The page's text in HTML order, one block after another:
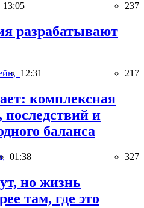
13:05 237
разрабатывают
12:31 217
комплексная
последствий и
баланса
01:38 327
но жизнь
там, где это